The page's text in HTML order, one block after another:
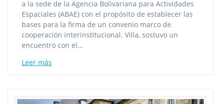
a la sede de la Agencia Bolivariana para Actividades
Espaciales (ABAE) con el propósito de establecer las
bases para la firma de un convenio marco de
cooperación interinstitucional. Villa, sostuvo un
encuentro con el…
Leer más